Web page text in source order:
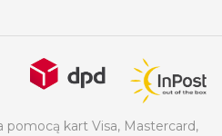
pomocą kart Visa, Mastercard,